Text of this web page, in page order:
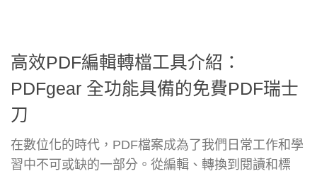
高效PDF編輯轉檔工具介紹：
PDFgear 全功能具備的免費PDF瑞士
刀
在數位化的時代，PDF檔案成為了我們日常工作和學
習中不可或缺的一部分。從編輯、轉換到閱讀和標